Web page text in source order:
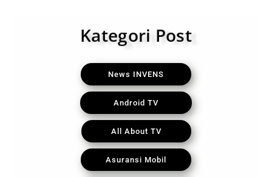
Kategori Post
News INVENS
Android TV
All About TV
Asuransi Mobil